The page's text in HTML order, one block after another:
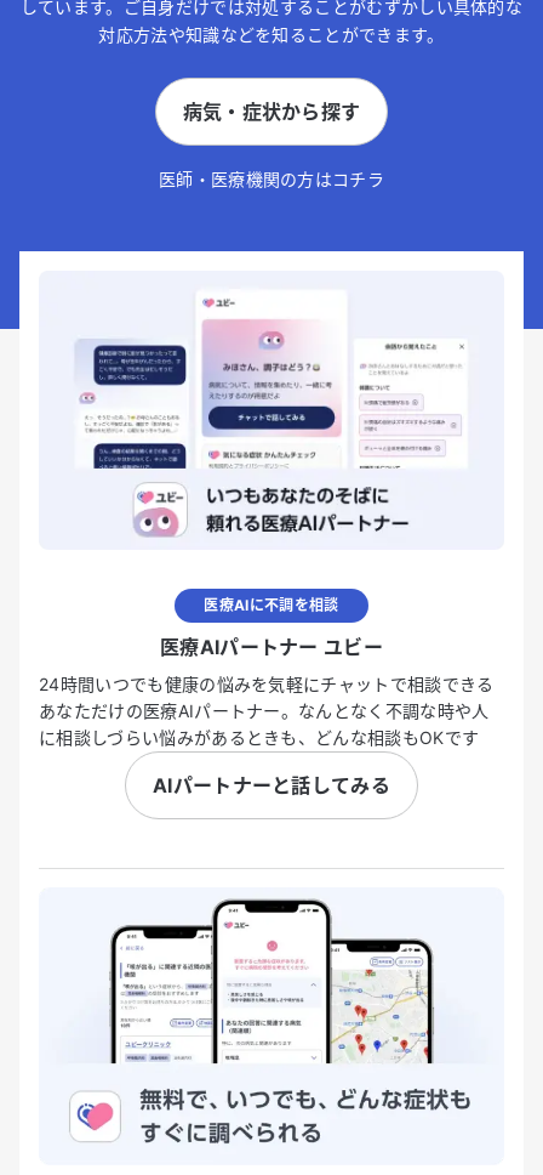
しています。ご自身だけでは対処することがむずかしい具体的な
対応方法や知識などを知ることができます。
病気・症状から探す
医師・医療機関の方はコチラ
医療AIに不調を相談
医療AIパートナー ユビー
24時間いつでも健康の悩みを気軽にチャットで相談できる
あなただけの医療AIパートナー。なんとなく不調な時や人
に相談しづらい悩みがあるときも、どんな相談もOKです
AIパートナーと話してみる